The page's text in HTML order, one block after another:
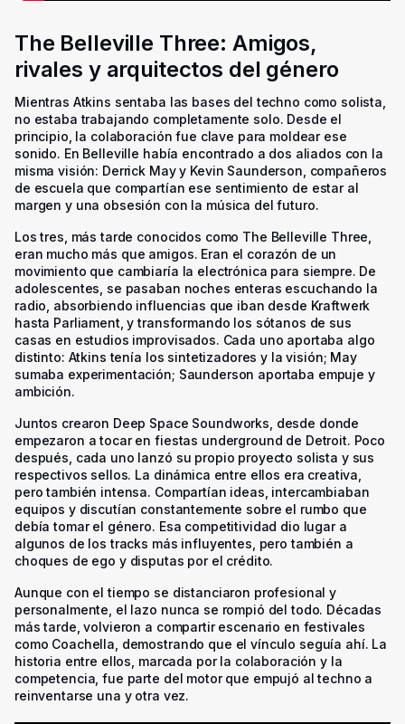
The Belleville Three: Amigos,
rivales y arquitectos del género
Mientras Atkins sentaba las bases del techno como solista,
no estaba trabajando completamente solo. Desde el
principio, la colaboración fue clave para moldear ese
sonido. En Belleville había encontrado a dos aliados con la
misma visión: Derrick May y Kevin Saunderson, compañeros
de escuela que compartían ese sentimiento de estar al
margen y una obsesión con la música del futuro.
Los tres, más tarde conocidos como The Belleville Three,
eran mucho más que amigos. Eran el corazón de un
movimiento que cambiaría la electrónica para siempre. De
adolescentes, se pasaban noches enteras escuchando la
radio, absorbiendo influencias que iban desde Kraftwerk
hasta Parliament, y transformando los sótanos de sus
casas en estudios improvisados. Cada uno aportaba algo
distinto: Atkins tenía los sintetizadores y la visión; May
sumaba experimentación; Saunderson aportaba empuje y
ambición.
Juntos crearon Deep Space Soundworks, desde donde
empezaron a tocar en fiestas underground de Detroit. Poco
después, cada uno lanzó su propio proyecto solista y sus
respectivos sellos. La dinámica entre ellos era creativa,
pero también intensa. Compartían ideas, intercambiaban
equipos y discutían constantemente sobre el rumbo que
debía tomar el género. Esa competitividad dio lugar a
algunos de los tracks más influyentes, pero también a
choques de ego y disputas por el crédito.
Aunque con el tiempo se distanciaron profesional y
personalmente, el lazo nunca se rompió del todo. Décadas
más tarde, volvieron a compartir escenario en festivales
como Coachella, demostrando que el vínculo seguía ahí. La
historia entre ellos, marcada por la colaboración y la
competencia, fue parte del motor que empujó al techno a
reinventarse una y otra vez.